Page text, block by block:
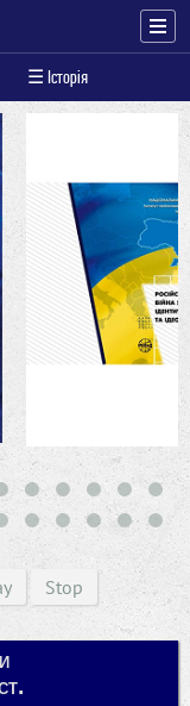
☰ Історія
Stop